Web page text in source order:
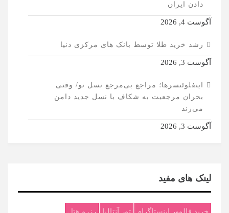
دادن ایران
آگوست 4, 2026
رشد خرید طلا توسط بانک های مرکزی دنیا
آگوست 3, 2026
اینفلوئنسرها؛ مراجع بی‌مرجع نسل نو/ وقتی
بحران مرجعیت به شکاف با نسل جدید دامن
می‌زند
آگوست 3, 2026
لینک های مفید